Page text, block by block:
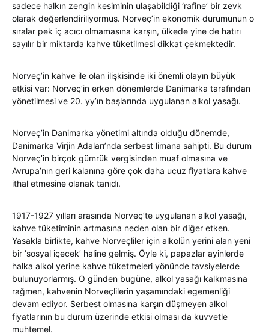
sadece halkın zengin kesiminin ulaşabildiği ‘rafine’ bir zevk
olarak değerlendiriliyormuş. Norveç’in ekonomik durumunun o
sıralar pek iç acıcı olmamasına karşın, ülkede yine de hatırı
sayılır bir miktarda kahve tüketilmesi dikkat çekmektedir.
Norveç’in kahve ile olan ilişkisinde iki önemli olayın büyük
etkisi var: Norveç’in erken dönemlerde Danimarka tarafından
yönetilmesi ve 20. yy’ın başlarında uygulanan alkol yasağı.
Norveç’in Danimarka yönetimi altında olduğu dönemde,
Danimarka Virjin Adaları’nda serbest limana sahipti. Bu durum
Norveç’in birçok gümrük vergisinden muaf olmasına ve
Avrupa’nın geri kalanına göre çok daha ucuz fiyatlara kahve
ithal etmesine olanak tanıdı.
1917-1927 yılları arasında Norveç’te uygulanan alkol yasağı,
kahve tüketiminin artmasına neden olan bir diğer etken.
Yasakla birlikte, kahve Norveçliler için alkolün yerini alan yeni
bir ‘sosyal içecek’ haline gelmiş. Öyle ki, papazlar ayinlerde
halka alkol yerine kahve tüketmeleri yönünde tavsiyelerde
bulunuyorlarmış. O günden bugüne, alkol yasağı kalkmasına
rağmen, kahvenin Norveçlilerin yaşamındaki egemenliği
devam ediyor. Serbest olmasına karşın düşmeyen alkol
fiyatlarının bu durum üzerinde etkisi olması da kuvvetle
muhtemel.